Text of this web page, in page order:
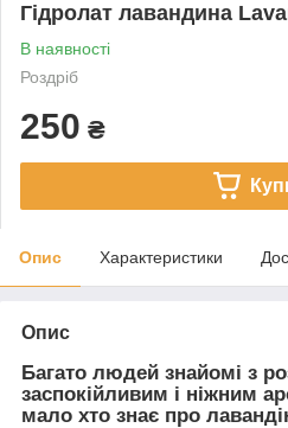
Гідролат лавандина
В наявності
Роздріб
250 ₴
Опис Характеристики
Опис
Багато людей знайомі з
заспокійливим і ніжним
мало хто знає про